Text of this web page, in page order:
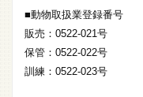
■動物取扱業登録番号
販売：0522-021号
保管：0522-022号
訓練：0522-023号